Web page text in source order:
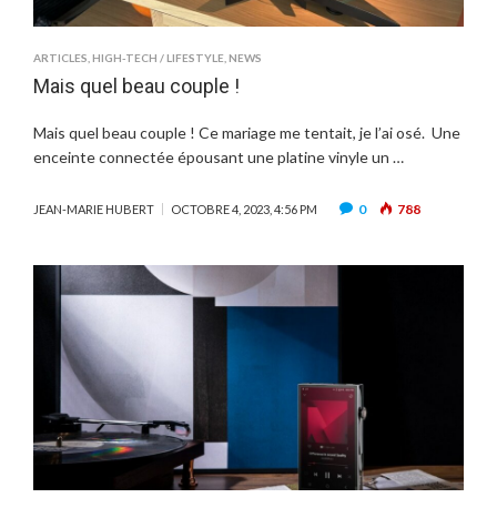
ARTICLES HIGH-TECH / LIFESTYLE NEWS
Mais quel beau couple !
Mais quel beau couple ! Ce mariage me tentait, je l’ai osé. Une
enceinte connectée épousant une platine vinyle un …
JEAN-MARIE HUBERT OCTOBRE 4, 2023, 4:56 PM 0 788